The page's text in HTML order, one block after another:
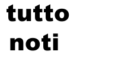
tutto
noti